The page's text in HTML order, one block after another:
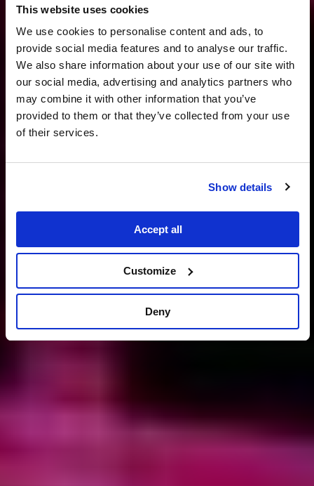
This website uses cookies
We use cookies to personalise content and ads, to
provide social media features and to analyse our traffic.
We also share information about your use of our site with
our social media, advertising and analytics partners who
may combine it with other information that you’ve
provided to them or that they’ve collected from your use
of their services.
Show details
Accept all
Customize
Deny